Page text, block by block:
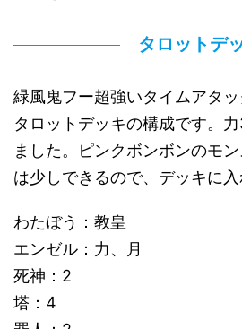
タロットデ
緑風鬼フー超強いタイムアタ
タロットデッキの構成です。
ました。ピンクボンボンのモ
は少しできるので、デッキに入
わたぼう：教皇
エンゼル：力、月
死神：2
塔：4